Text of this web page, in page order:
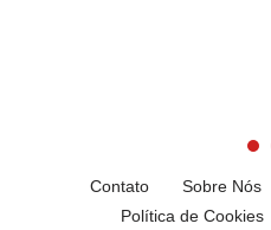
Contato Sobre Nós
Política de Cookies